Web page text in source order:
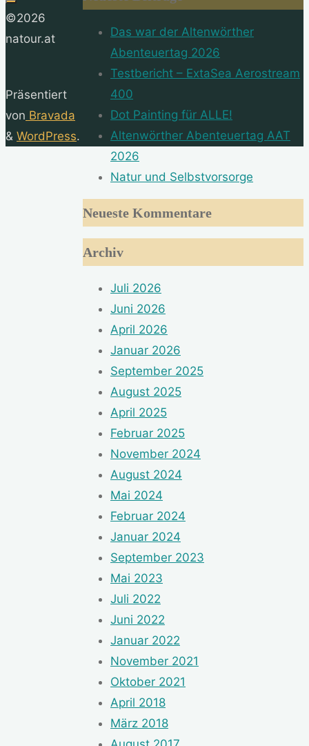
Das war der Altenwörther
Abenteuertag 2026
Testbericht – ExtaSea Aerostream
400
Dot Painting für ALLE!
Altenwörther Abenteuertag AAT
2026
Natur und Selbstvorsorge
Neueste Kommentare
Archiv
Juli 2026
Juni 2026
April 2026
Januar 2026
September 2025
August 2025
April 2025
Februar 2025
November 2024
August 2024
Mai 2024
Februar 2024
Januar 2024
September 2023
Mai 2023
Juli 2022
Juni 2022
Januar 2022
November 2021
Oktober 2021
April 2018
März 2018
©2026
natour.at
Präsentiert
von Bravada
& WordPress.